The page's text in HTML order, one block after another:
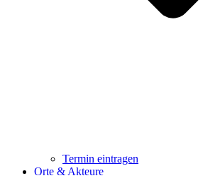
Termin eintragen
Orte & Akteure